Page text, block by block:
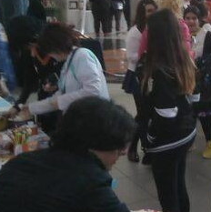
Antonio José, fuegos